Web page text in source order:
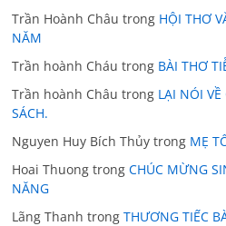
Trần Hoành Châu trong HỘI THƠ
NĂM
Trần hoành Cháu trong BÀI THƠ
Trần hoành Châu trong LẠI NÓI VỀ
SÁCH.
Nguyen Huy Bích Thủy trong MẸ
Hoai Thuong trongCHÚC MỪNG
NĂNG
Lãng Thanh trongTHƯƠNG TIẾC